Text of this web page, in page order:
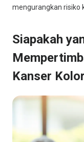
mengurangkan risiko
Siapakah
Kanser